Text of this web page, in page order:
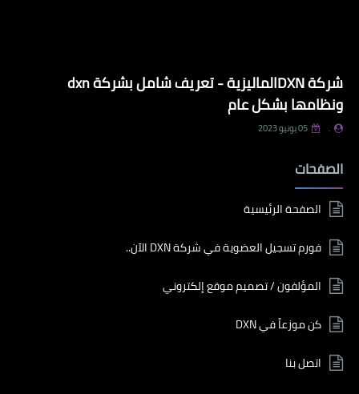
شركة DXNالماليزية - تعريف شامل بشركة dxn
ونظامها بشكل عام
. 05 يونيو 2023
الصفحات
الصفحة الرئيسية
فورم تسجيل العضوية في شركة DXN الآن..
المؤلفون / تصميم موقع إلكتروني
كن موزعاً في DXN
اتصل بنا